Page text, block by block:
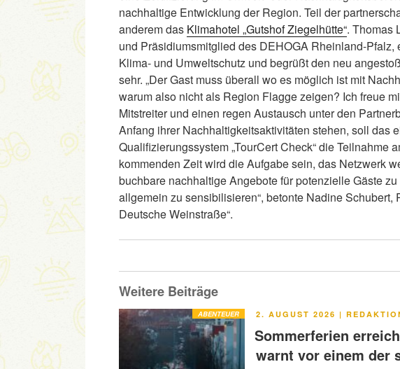
nachhaltige Entwicklung der Region. Teil der
anderem das Klimahotel „Gutshof Ziegelhütte“. Thomas
und Präsidiumsmitglied des DEHOGA Rheinland-
Klima- und Umweltschutz und begrüßt den neu
sehr. „Der Gast muss überall wo es möglich ist mit
warum also nicht als Region Flagge zeigen? Ich freue
Mitstreiter und einen regen Austausch unter den
Anfang ihrer Nachhaltigkeitsaktivitäten stehen, soll das
Qualifizierungssystem „TourCert Check“ die Teilnahme
kommenden Zeit wird die Aufgabe sein, das Netzwerk
buchbare nachhaltige Angebote für potenzielle Gäste
allgemein zu sensibilisieren“, betonte Nadine
Deutsche Weinstraße“.
Weitere Beiträge
ABENTEUER
VERÖFFENTLICHT
2. AUGUST 2026 |
Sommerferien
warnt vor einem der